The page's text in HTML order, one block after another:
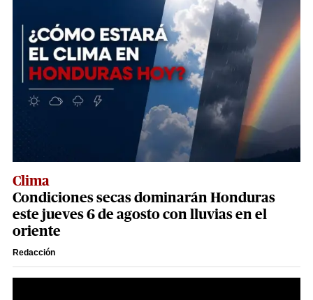
Clima
Condiciones secas dominarán Honduras
este jueves 6 de agosto con lluvias en el
oriente
Redacción